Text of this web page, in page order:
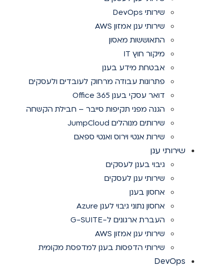
שירותי DevOps
שירותי ענן אמזון AWS
התאוששות מאסון
מיקור חוץ IT
אבטחת מידע בענן
פתרונות עבודה מרחוק לעובדים ולעסקים
דואר עסקי בענן Office 365
הגנה מפני תקיפות סייבר – חבילת הקשחה
שירותים מנוהלים JumpCloud
שירות אנטי וירוס ואנטי ספאם
שירותי ענן
גיבוי בענן לעסקים
שירותי ענן לעסקים
אחסון בענן
אחסון נתוני גיבוי לענן Azure
העברת ארגונים ל-G-SUITE
שירותי ענן אמזון AWS
שירותי הדפסות בענן למדפסת מקומית
DevOps